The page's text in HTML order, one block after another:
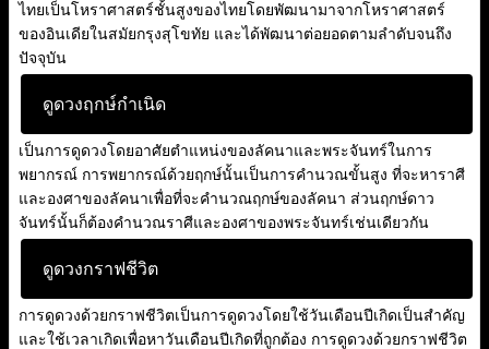
ไทยเป็นโหราศาสตร์ชั้นสูงของไทยโดยพัฒนามาจากโหราศาสตร์
ของอินเดียในสมัยกรุงสุโขทัย และได้พัฒนาต่อยอดตามลำดับจนถึง
ปัจจุบัน
ดูดวงฤกษ์กำเนิด
เป็นการดูดวงโดยอาศัยตำแหน่งของลัคนาและพระจันทร์ในการ
พยากรณ์ การพยากรณ์ด้วยฤกษ์นั้นเป็นการคำนวณขั้นสูง ที่จะหาราศี
และองศาของลัคนาเพื่อที่จะคำนวณฤกษ์ของลัคนา ส่วนฤกษ์ดาว
จันทร์นั้นก็ต้องคำนวณราศีและองศาของพระจันทร์เช่นเดียวกัน
ดูดวงกราฟชีวิต
การดูดวงด้วยกราฟชีวิตเป็นการดูดวงโดยใช้วันเดือนปีเกิดเป็นสำคัญ
และใช้เวลาเกิดเพื่อหาวันเดือนปีเกิดที่ถูกต้อง การดูดวงด้วยกราฟชีวิต